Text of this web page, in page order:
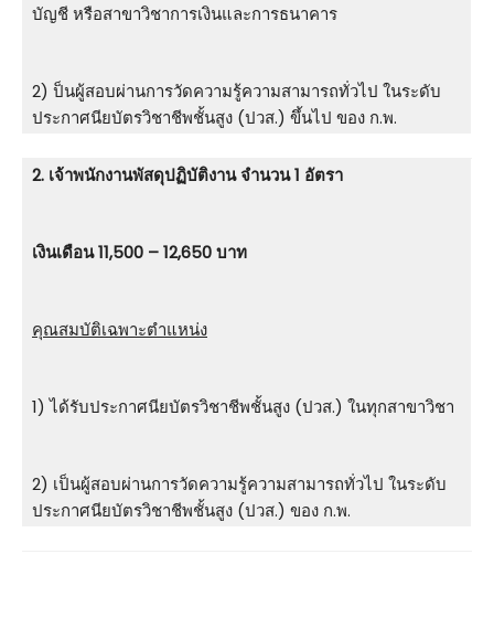
บัญชี หรือสาขาวิชาการเงินและการธนาคาร
2) ป็นผู้สอบผ่านการวัดความรู้ความสามารถทั่วไป ในระดับ
ประกาศนียบัตรวิชาชีพชั้นสูง (ปวส.) ขึ้นไป ของ ก.พ.
2. เจ้าพนักงานพัสดุปฏิบัติงาน จำนวน 1 อัตรา
เงินเดือน11,500 – 12,650บาท
คุณสมบัติเฉพาะตำแหน่ง
1) ได้รับประกาศนียบัตรวิชาชีพชั้นสูง (ปวส.) ในทุกสาขาวิชา
2) เป็นผู้สอบผ่านการวัดความรู้ความสามารถทั่วไป ในระดับ
ประกาศนียบัตรวิชาชีพชั้นสูง (ปวส.) ของ ก.พ.